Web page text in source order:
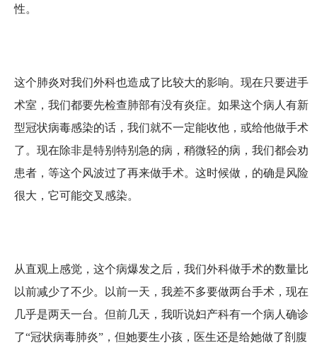
性。
这个肺炎对我们外科也造成了比较大的影响。现在只要进手
术室，我们都要先检查肺部有没有炎症。如果这个病人有新
型冠状病毒感染的话，我们就不一定能收他，或给他做手术
了。现在除非是特别特别急的病，稍微轻的病，我们都会劝
患者，等这个风波过了再来做手术。这时候做，的确是风险
很大，它可能交叉感染。
从直观上感觉，这个病爆发之后，我们外科做手术的数量比
以前减少了不少。以前一天，我差不多要做两台手术，现在
几乎是两天一台。但前几天，我听说妇产科有一个病人确诊
了“冠状病毒肺炎”，但她要生小孩，医生还是给她做了剖腹